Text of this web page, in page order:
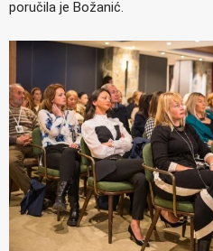
poručila je Božanić.